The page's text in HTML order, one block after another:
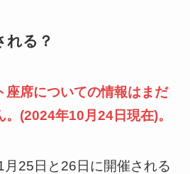
れる？
座席についての情報はまだ
(2024年10月24日現在)。
25日と26日に開催される